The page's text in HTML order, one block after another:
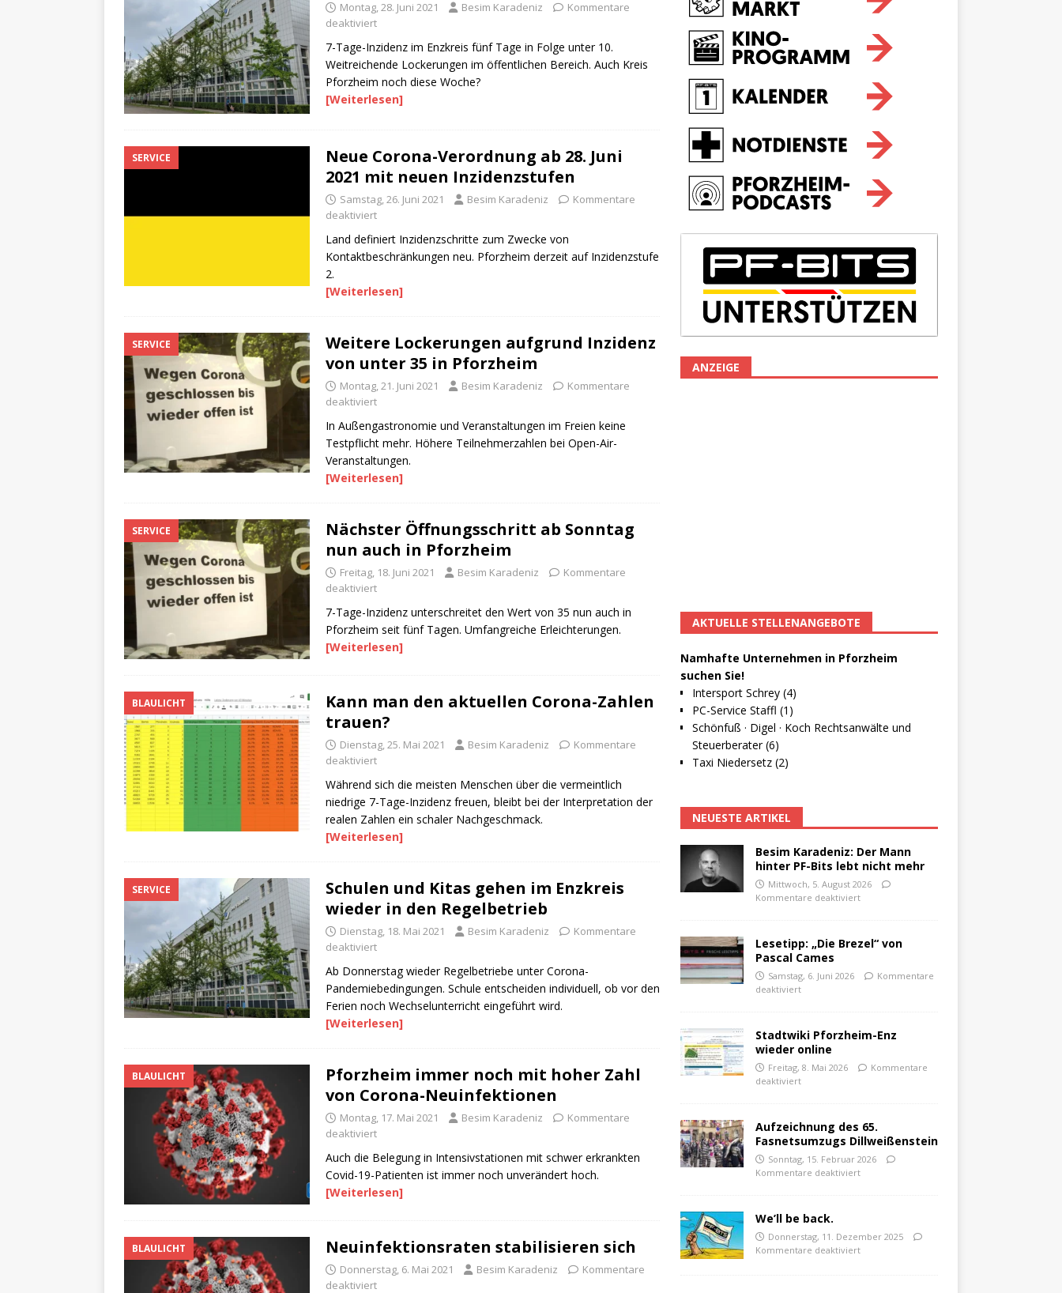
Montag, 28. Juni 2021 Besim Karadeniz
Kommentare
deaktiviert
7-Tage-Inzidenz im Enzkreis fünf Tage in Folge unter 10.
Weitreichende Lockerungen im öffentlichen Bereich. Auch Kreis
Pforzheim noch diese Woche?
[Weiterlesen]
SERVICE
Neue Corona-Verordnung ab 28. Juni
2021 mit neuen Inzidenzstufen
Samstag, 26. Juni 2021 Besim Karadeniz
Kommentare
deaktiviert
Land definiert Inzidenzschritte zum Zwecke von
Kontaktbeschränkungen neu. Pforzheim derzeit auf Inzidenzstufe
2.
[Weiterlesen]
SERVICE
Weitere Lockerungen aufgrund Inzidenz
von unter 35 in Pforzheim
Montag, 21. Juni 2021 Besim Karadeniz
Kommentare
deaktiviert
In Außengastronomie und Veranstaltungen im Freien keine
Testpflicht mehr. Höhere Teilnehmerzahlen bei Open-Air-
Veranstaltungen.
[Weiterlesen]
SERVICE
Nächster Öffnungsschritt ab Sonntag
nun auch in Pforzheim
Freitag, 18. Juni 2021 Besim Karadeniz
Kommentare
deaktiviert
7-Tage-Inzidenz unterschreitet den Wert von 35 nun auch in
Pforzheim seit fünf Tagen. Umfangreiche Erleichterungen.
[Weiterlesen]
BLAULICHT
Kann man den aktuellen Corona-Zahlen
trauen?
Dienstag, 25. Mai 2021 Besim Karadeniz
Kommentare
deaktiviert
Während sich die meisten Menschen über die vermeintlich
niedrige 7-Tage-Inzidenz freuen, bleibt bei der Interpretation der
realen Zahlen ein schaler Nachgeschmack.
[Weiterlesen]
SERVICE
Schulen und Kitas gehen im Enzkreis
wieder in den Regelbetrieb
Dienstag, 18. Mai 2021 Besim Karadeniz
Kommentare
deaktiviert
Ab Donnerstag wieder Regelbetriebe unter Corona-
Pandemiebedingungen. Schule entscheiden individuell, ob vor den
Ferien noch Wechselunterricht eingeführt wird.
[Weiterlesen]
BLAULICHT
Pforzheim immer noch mit hoher Zahl
von Corona-Neuinfektionen
Montag, 17. Mai 2021 Besim Karadeniz
Kommentare
deaktiviert
Auch die Belegung in Intensivstationen mit schwer erkrankten
Covid-19-Patienten ist immer noch unverändert hoch.
[Weiterlesen]
BLAULICHT Neuinfektionsraten stabilisieren sich
Donnerstag, 6. Mai 2021 Besim Karadeniz
Kommentare
deaktiviert
ANZEIGE
AKTUELLE STELLENANGEBOTE
Namhafte Unternehmen in Pforzheim
suchen Sie!
Intersport Schrey (4)
PC-Service Staffl (1)
Schönfuß · Digel · Koch Rechtsanwälte und
Steuerberater (6)
Taxi Niedersetz (2)
NEUESTE ARTIKEL
Besim Karadeniz: Der Mann
hinter PF-Bits lebt nicht mehr
Mittwoch, 5. August 2026
Kommentare deaktiviert
Lesetipp: „Die Brezel“ von
Pascal Cames
Samstag, 6. Juni 2026
Kommentare
deaktiviert
Stadtwiki Pforzheim-Enz
wieder online
Freitag, 8. Mai 2026
Kommentare
deaktiviert
Aufzeichnung des 65.
Fasnetsumzugs Dillweißenstein
Sonntag, 15. Februar 2026
Kommentare deaktiviert
We’ll be back.
Donnerstag, 11. Dezember 2025
Kommentare deaktiviert